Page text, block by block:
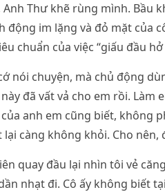
Anh Thư khẽ rùng mình. Bầu
động im lặng và đỏ mặt của
chuẩn của việc “giấu đầu hở
nói chuyện, mà chủ động
đã vất vả cho em rồi. Làm
anh em cũng biết, không
càng không khỏi. Cho nên,
quay đầu lại nhìn tôi vẻ
nhạt đi. Cô ấy không biết